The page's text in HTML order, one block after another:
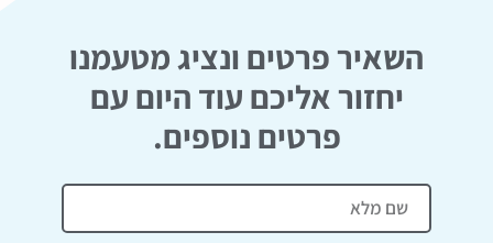
השאיר פרטים ונציג מטעמנו
יחזור אליכם עוד היום עם
פרטים נוספים.